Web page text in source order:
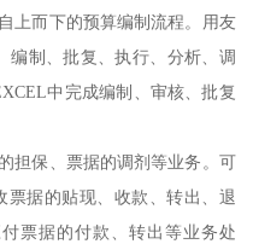
上而下的预算编制流程。用友
编制、批复、执行、分析、调
中完成编制、审核、批复
担保、票据的调剂等业务。可
票据的贴现、收款、转出、退
票据的付款、转出等业务处